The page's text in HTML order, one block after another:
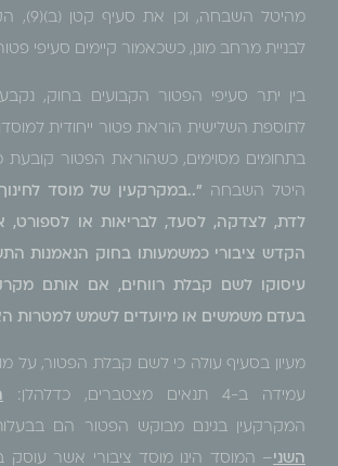
מהיטל
לבניית מרחב מוגן, כשכאמור קיימים סעיפי
לתוספת השלישית הוראת פטור ייחודית
בתחומים מסוימים, כשהוראת הפטור קובעת
היטל השבחה "..במקרקעין של מוסד
לדת, לצדקה, לסעד, לבריאות או לספורט,
עיסוקו לשם קבלת רווחים, אם אותם
בעדם משמשים או מיועדים לשמש למטרות
מעיון בסעיף עולה כי לשם קבלת הפטור, על
עמידה ב-4 תנאים מצטברים, כדלהלן:
המקרקעין בגינם מבוקש הפטור הם
השני– המוסד הינו מוסד ציבורי אשר